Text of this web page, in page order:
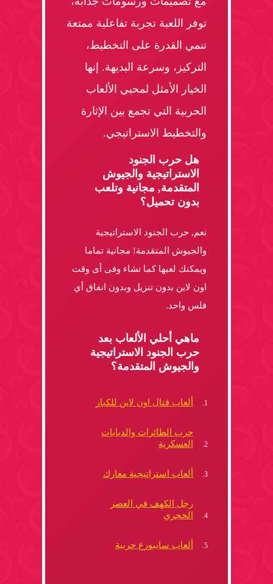
توفر اللعبة تجربة تفاعلية ممتعة
تنمي القدرة على التخطيط،
التركيز، وسرعة البديهة. إنها
الخيار الأمثل لمحبي الألعاب
الحربية التي تجمع بين الإثارة
والتخطيط الاستراتيجي.
هل حرب الجنود
الاستراتيجية والجيوش
المتقدمة, مجانية وتلعب
بدون تحميل؟
نعم, حرب الجنود الاستراتيجية
والجيوش المتقدمة! مجانية تماما
ويمكنك لعبها كما تشاء وفى أى وقت
اون لاين بدون تنزيل وبدون انفاق أي
فلس واحد.
ماهي أحلي الألعاب بعد
حرب الجنود الاستراتيجية
والجيوش المتقدمة؟
ألعاب قتال اون لاين للكبار
حرب الطائرات والدبابات
العسكرية
ألعاب استراتيجية معارك
رجل الكهف في العصر
الحجري
ألعاب سايبورغ حربية